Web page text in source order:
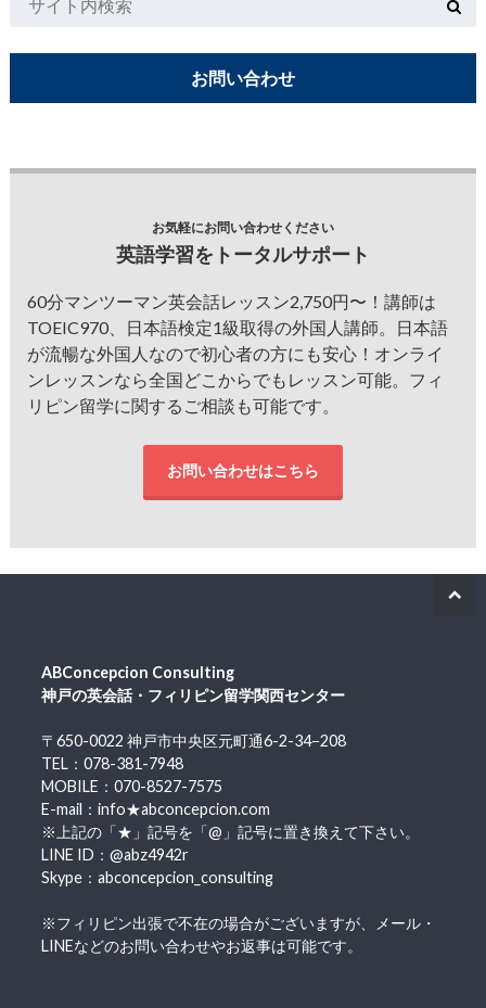
お問い合わせ
お気軽にお問い合わせください
英語学習をトータルサポート
60分マンツーマン英会話レッスン2,750円〜！講師は
TOEIC970、日本語検定1級取得の外国人講師。日本語
が流暢な外国人なので初心者の方にも安心！オンライ
ンレッスンなら全国どこからでもレッスン可能。フィ
リピン留学に関するご相談も可能です。
お問い合わせはこちら
ABConcepcion Consulting
神戸の英会話・フィリピン留学関西センター
〒650-0022 神戸市中央区元町通6-2-34−208
TEL：078-381-7948
MOBILE：070-8527-7575
E-mail：info★abconcepcion.com
※上記の「★」記号を「@」記号に置き換えて下さい。
LINE ID：@abz4942r
Skype：abconcepcion_consulting
※フィリピン出張で不在の場合がございますが、メール・
LINEなどのお問い合わせやお返事は可能です。